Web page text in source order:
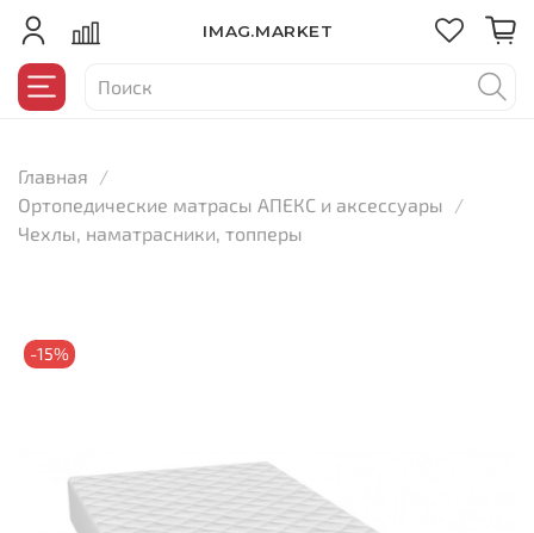
IMAG.MARKET
Главная
Ортопедические матрасы АПЕКС и аксессуары
Чехлы, наматрасники, топперы
-15%